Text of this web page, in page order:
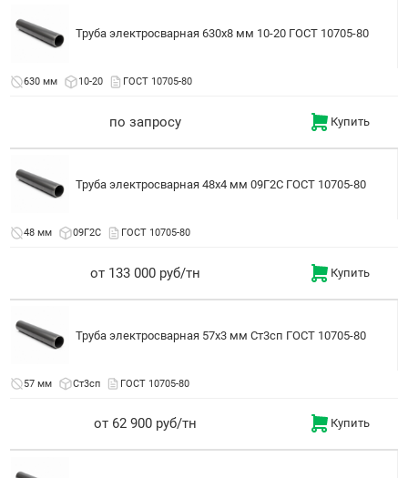
Труба электросварная 630x8 мм 10-20 ГОСТ 10705-80
630 мм 10-20 ГОСТ 10705-80
по запросу Купить
Труба электросварная 48x4 мм 09Г2С ГОСТ 10705-80
48 мм 09Г2С ГОСТ 10705-80
от 133 000 руб/тн Купить
Труба электросварная 57x3 мм Ст3сп ГОСТ 10705-80
57 мм Ст3сп ГОСТ 10705-80
от 62 900 руб/тн Купить